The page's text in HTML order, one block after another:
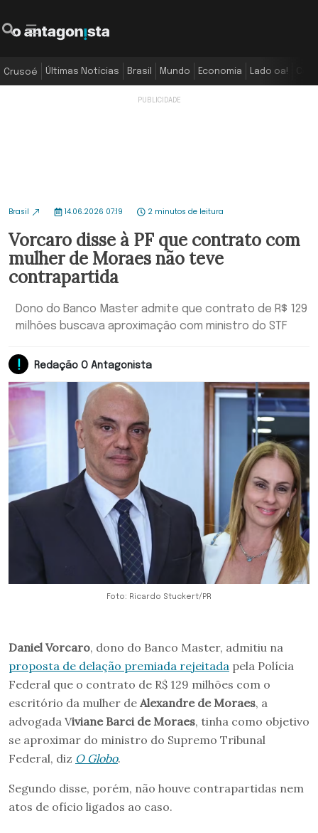
Crusoé Últimas Notícias Brasil Mundo Economia Lado oa!
Brasil 14.06.2026 07:19 2 minutos de leitura
Vorcaro disse à PF que contrato com
mulher de Moraes não teve
contrapartida
Dono do Banco Master admite que contrato de R$ 129
milhões buscava aproximação com ministro do STF
Redação O Antagonista
Foto: Ricardo Stuckert/PR
Daniel Vorcaro, dono do Banco Master, admitiu na
proposta de delação premiada rejeitada pela Polícia
Federal que o contrato de R$ 129 milhões com o
escritório da mulher de Alexandre de Moraes, a
advogada Viviane Barci de Moraes, tinha como objetivo
se aproximar do ministro do Supremo Tribunal
Federal, diz O Globo.
Segundo disse, porém, não houve contrapartidas nem
atos de ofício ligados ao caso.